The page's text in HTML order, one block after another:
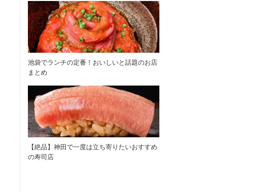
池袋でランチの定番！おいしいと話題のお店
まとめ
【絶品】神田で一度は立ち寄りたいおすすめ
の寿司店